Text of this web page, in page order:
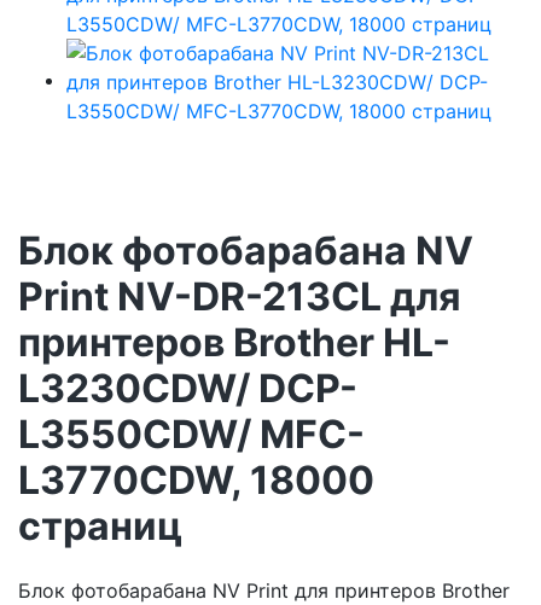
Блок фотобарабана NV
Print NV-DR-213CL для
принтеров Brother HL-
L3230CDW/ DCP-
L3550CDW/ MFC-
L3770CDW, 18000
страниц
Блок фотобарабана NV Print для принтеров Brother